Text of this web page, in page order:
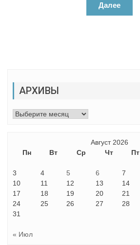
Далее
АРХИВЫ
Архивы
Август 2026
Пн
Вт Ср Чт Пт
3
4 5 6 7
10
11 12 13 14
17
18 19 20 21
24
25 26 27 28
31
« Июл